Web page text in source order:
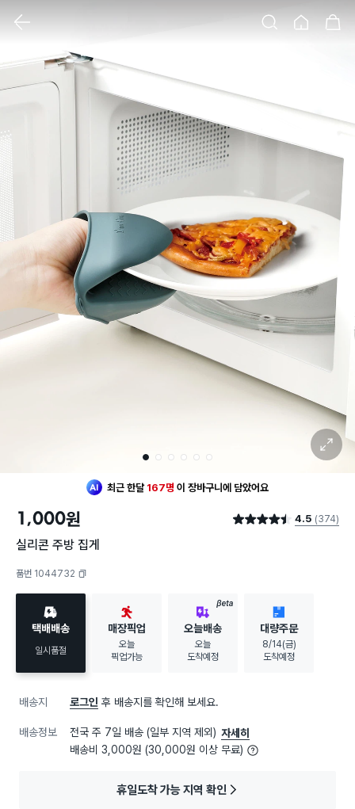
1 2 3 4 5 6
확대 보기
최근 한달 167명 이 장바구니에 담았어요
장바구니에 담았어요
1,000원 별점 4.5점 4.5 (374)
실리콘 주방 집게
품번 1044732
택배배송
일시품절
매장픽업
오늘
픽업가능
BETA
오늘배송
오늘
도착예정
대량주문
8/14(금)
도착예정
배송지 로그인 후 배송지를 확인해 보세요.
배송정보 전국 주 7일 배송 (일부 지역 제외) 자세히
배송비 3,000원 (30,000원 이상 무료)
휴일도착 가능 지역 확인